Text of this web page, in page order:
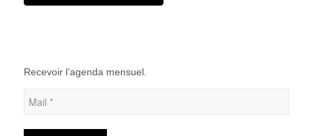
Recevoir l’agenda mensuel.